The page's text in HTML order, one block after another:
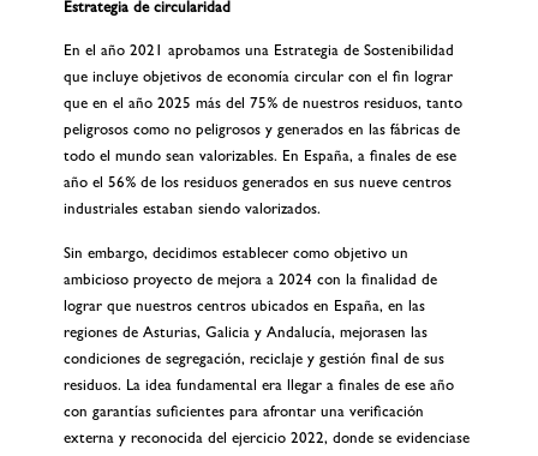
Estrategia de circularidad
En el año 2021 aprobamos una Estrategia de Sostenibilidad
que incluye objetivos de economía circular con el fin lograr
que en el año 2025 más del 75% de nuestros residuos, tanto
peligrosos como no peligrosos y generados en las fábricas de
todo el mundo sean valorizables. En España, a finales de ese
año el 56% de los residuos generados en sus nueve centros
industriales estaban siendo valorizados.
Sin embargo, decidimos establecer como objetivo un
ambicioso proyecto de mejora a 2024 con la finalidad de
lograr que nuestros centros ubicados en España, en las
regiones de Asturias, Galicia y Andalucía, mejorasen las
condiciones de segregación, reciclaje y gestión final de sus
residuos. La idea fundamental era llegar a finales de ese año
con garantías suficientes para afrontar una verificación
externa y reconocida del ejercicio 2022, donde se evidenciase